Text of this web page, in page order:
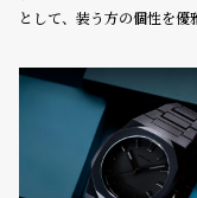
として、装う方の個性を優